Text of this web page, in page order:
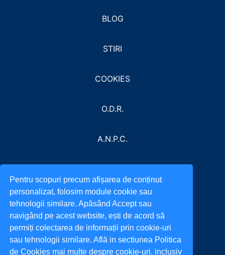
Pentru scopuri precum afișarea de conținut
personalizat, folosim module cookie sau
tehnologii similare. Apăsând Accept sau
navigând pe acest website, ești de acord să
permiți colectarea de informații prin cookie-uri
sau tehnologii similare. Află in sectiunea Politica
de Cookies mai multe despre cookie-uri, inclusiv
BLOG
STIRI
COOKIES
O.D.R.
A.N.P.C.